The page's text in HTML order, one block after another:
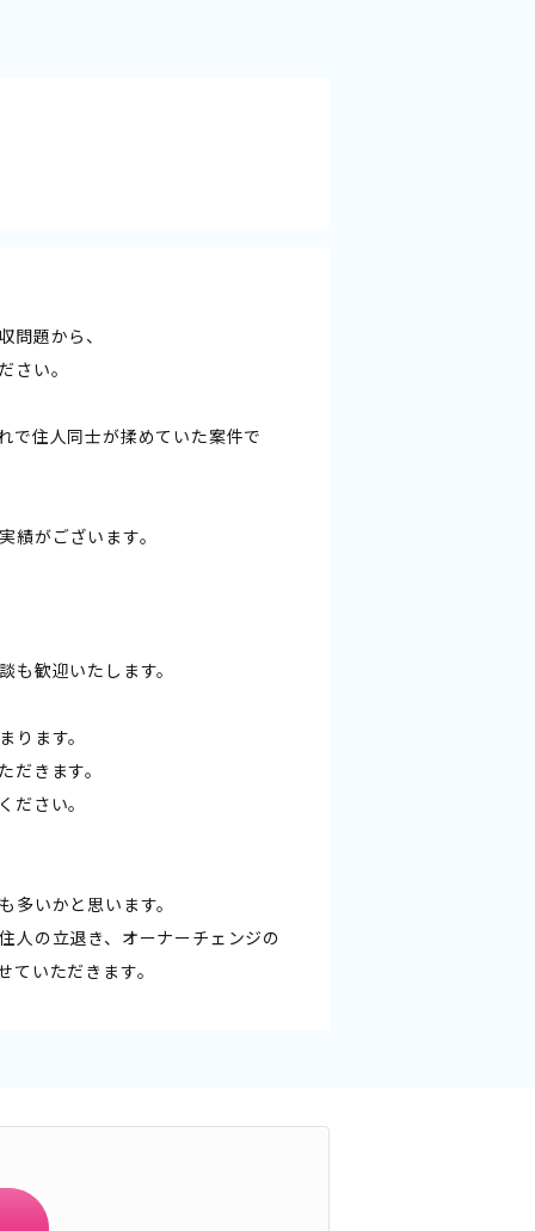
題から、
さい。
で住人同士が揉めていた案件で
がございます。
歓迎いたします。
ます。
きます。
さい。
いかと思います。
人の立退き、オーナーチェンジの
いただきます。